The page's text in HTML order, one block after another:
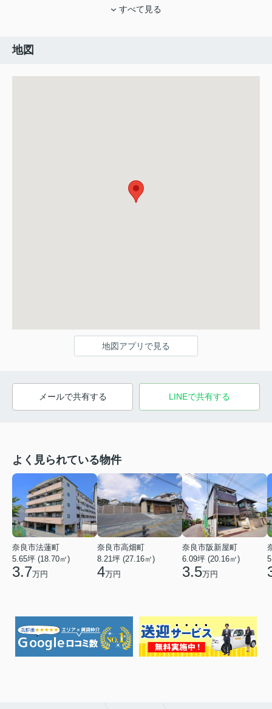
すべて見る
地図
地図アプリで見る
メールで共有する LINEで共有する
よく見られている物件
奈良市法蓮町
5.65坪 (18.70㎡)
3.7万円
奈良市高畑町
8.21坪 (27.16㎡)
4万円
奈良市阪新屋町
6.09坪 (20.16㎡)
3.5万円